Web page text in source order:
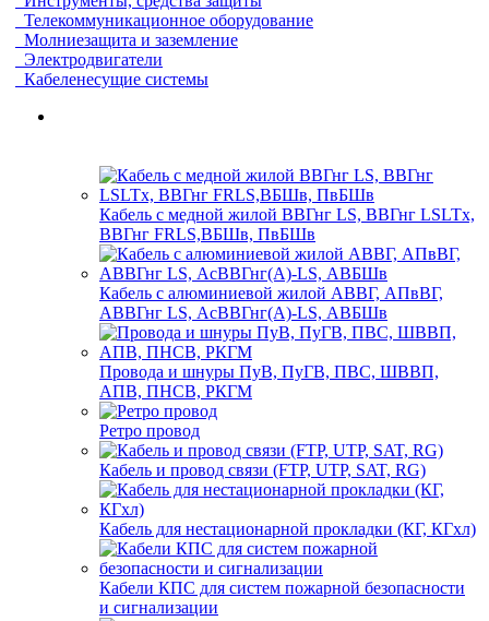
Телекоммуникационное оборудование
Молниезащита и заземление
Электродвигатели
Кабеленесущие системы
Кабель с медной жилой ВВГнг LS, ВВГнг LSLTx,
ВВГнг FRLS,ВБШв, ПвБШв
Кабель с алюминиевой жилой АВВГ, АПвВГ,
АВВГнг LS, АсВВГнг(А)-LS, АВБШв
Провода и шнуры ПуВ, ПуГВ, ПВС, ШВВП,
АПВ, ПНСВ, РКГМ
Ретро провод
Кабель и провод связи (FTP, UTP, SAT, RG)
Кабель для нестационарной прокладки (КГ, КГхл)
Кабели КПС для систем пожарной безопасности
и сигнализации